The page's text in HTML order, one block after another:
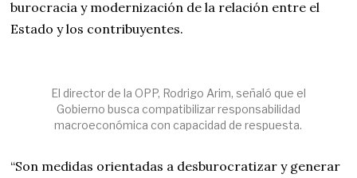
burocracia y modernización de la relación entre el
Estado y los contribuyentes.
El director de la OPP, Rodrigo Arim, señaló que el
Gobierno busca compatibilizar responsabilidad
macroeconómica con capacidad de respuesta.
“Son medidas orientadas a desburocratizar y generar